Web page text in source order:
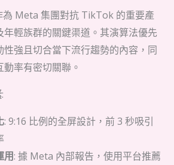
Meta 集團對抗 TikTok 的重要產
年輕族群的關鍵渠道。其演算法優先
強且切合當下流行趨勢的內容，同
率有密切關聯。
:
: 9:16 比例的全屏設計，前 3 秒吸引
用: 據 Meta 內部報告，使用平台推薦